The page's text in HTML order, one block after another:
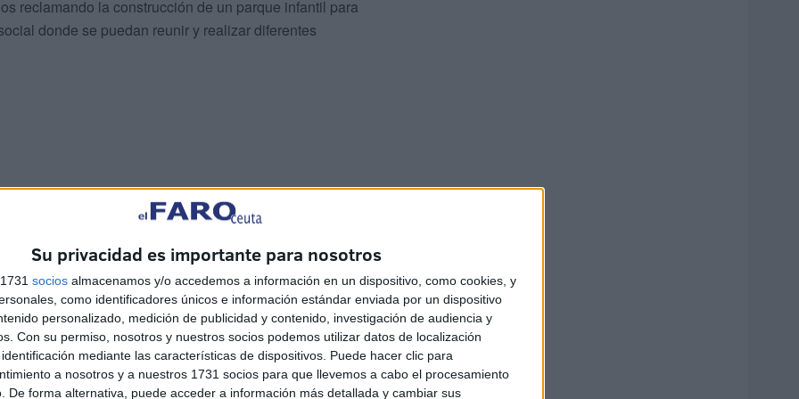
Su privacidad es importante para nosotros
socios almacenamos y/o accedemos a información en un dispositivo, como cookies, y
como identificadores únicos e información estándar enviada por un dispositivo
personalizado, medición de publicidad y contenido, investigación de audiencia y
Con su permiso, nosotros y nuestros socios podemos utilizar datos de localización
mediante las características de dispositivos. Puede hacer clic para
a nosotros y a nuestros 1731 socios para que llevemos a cabo el procesamiento
De forma alternativa, puede acceder a información más detallada y cambiar sus
reclamando la construcción de un parque infantil para
donde se puedan reunir y realizar diferentes
que los trabajos se siguen su curso y que poco a
desde el Ejecutivo local.
de ‘Ocaña-Ortiz’ y El Rincón de ‘Emilio’,